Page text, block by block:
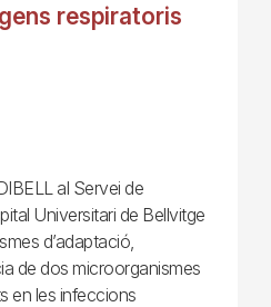
respiratoris
al Servei de
Universitari de Bellvitge
d’adaptació,
de dos microorganismes
en les infeccions